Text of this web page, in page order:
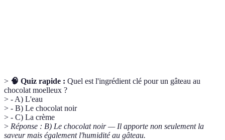
> 🧠 Quiz rapide : Quel est l'ingrédient clé pour un gâteau au
chocolat moelleux ?
> - A) L'eau
> - B) Le chocolat noir
> - C) La crème
> Réponse : B) Le chocolat noir — Il apporte non seulement la
saveur mais également l'humidité au gâteau.